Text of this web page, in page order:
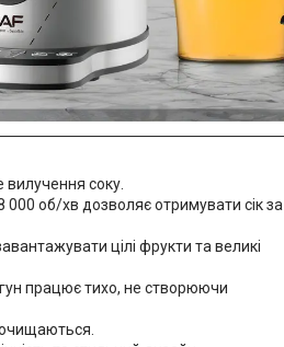
соку.
000 об/хв дозволяє отримувати сік за
цілі фрукти та великі
працює тихо, не створюючи
очищаються.